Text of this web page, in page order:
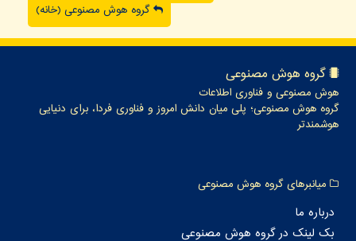
گروه هوش مصنوعی (خانه)
گروه هوش مصنوعی
هوش مصنوعی و فناوری اطلاعات
گروه هوش مصنوعی؛ پلی میان دانش امروز و فناوری فردا، برای دنیایی
هوشمندتر
میانبرهای گروه هوش مصنوعی
درباره ما
بک لینک در گروه هوش مصنوعی